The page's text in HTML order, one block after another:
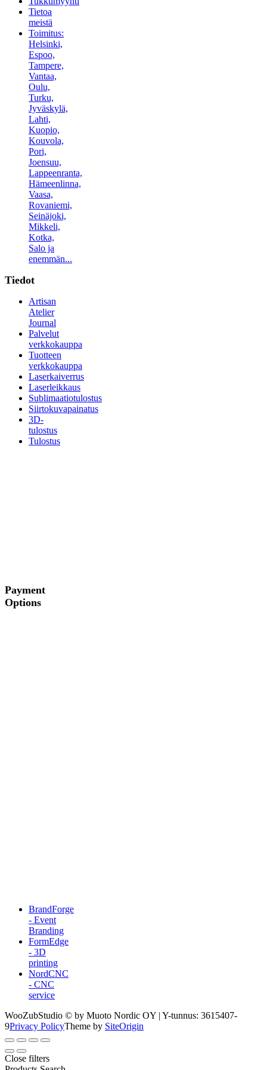
Tietoa
meistä
Toimitus:
Helsinki,
Espoo,
Tampere,
Vantaa,
Oulu,
Turku,
Jyväskylä,
Lahti,
Kuopio,
Kouvola,
Pori,
Joensuu,
Lappeenranta,
Hämeenlinna,
Vaasa,
Rovaniemi,
Seinäjoki,
Mikkeli,
Kotka,
Salo ja
enemmän...
Tiedot
Artisan
Atelier
Journal
Palvelut
verkkokauppa
Tuotteen
verkkokauppa
Laserkaiverrus
Laserleikkaus
Sublimaatiotulostus
Siirtokuvapainatus
3D-
tulostus
Tulostus
Payment
Options
BrandForge
- Event
Branding
FormEdge
- 3D
printing
NordCNC
- CNC
service
WooZubStudio © by Muoto Nordic OY | Y-tunnus: 3615407-
9Privacy PolicyTheme by SiteOrigin
Close filters